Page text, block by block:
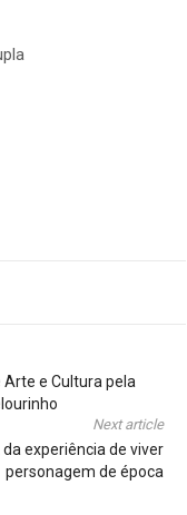
e Cultura pela
Next article
experiência de viver
personagem de época